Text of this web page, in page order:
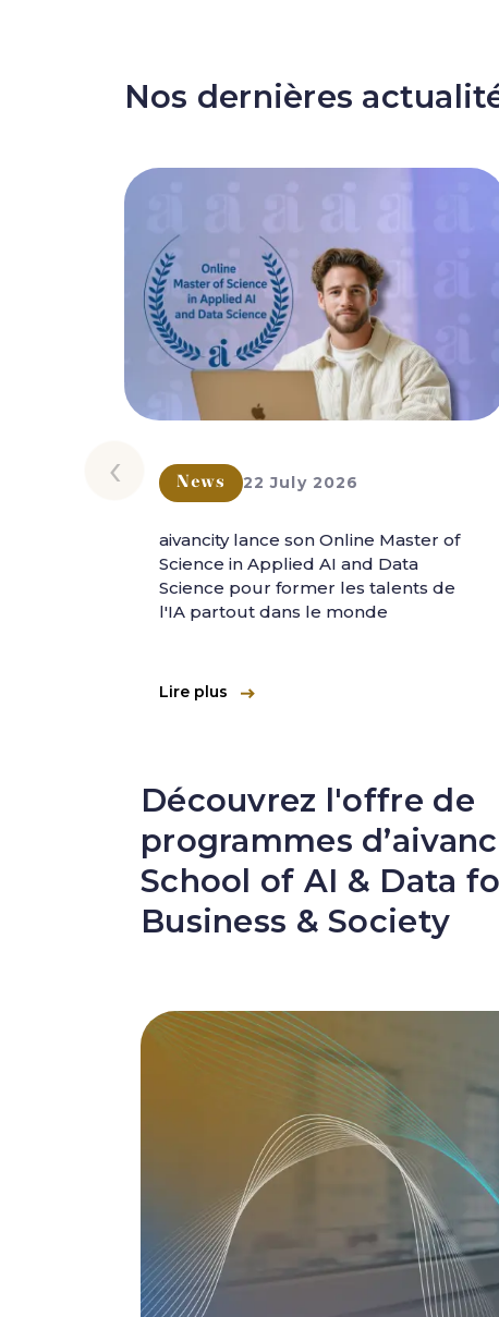
Nos dernières
News 22 July 2026
aivancity lance son Online Master of
Science in Applied AI and Data
Science pour former les talents de
l'IA partout dans le monde
Lire plus
‹
Découvrez l'offre de
programmes
School of AI & Data
Business & Society
Image